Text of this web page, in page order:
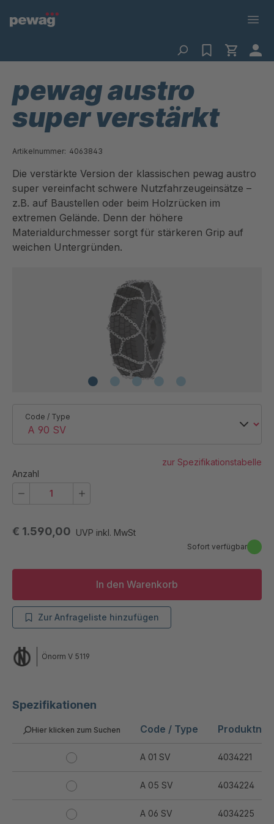
Spezifikationen
Hier klicken zum Suchen Code / Type
A 01 SV 4034221
A 05 SV 4034224
A 06 SV 4034225
pewag austro
super verstärkt
Artikelnummer: 4063843
Die verstärkte Version der klassischen pewag austro
super vereinfacht schwere Nutzfahrzeugeinsätze –
z.B. auf Baustellen oder beim Holzrücken im
extremen Gelände. Denn der höhere
Materialdurchmesser sorgt für stärkeren Grip auf
weichen Untergründen.
€ 1.590,00 UVP inkl. MwSt
Sofort verfügbar
Code / Type
zur Spezifikationstabelle
Anzahl
In den Warenkorb
Zur Anfrageliste hinzufügen
Önorm V 5119